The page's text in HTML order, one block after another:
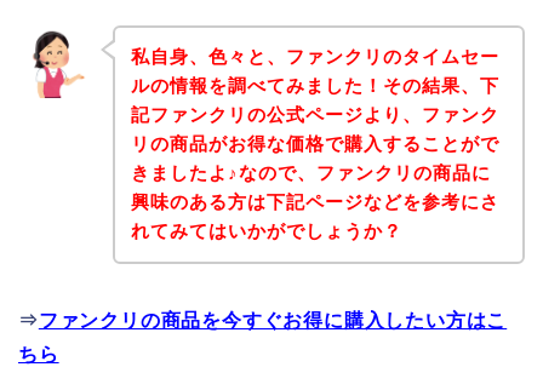
私自身、色々と、ファンクリのタイムセー
ルの情報を調べてみました！その結果、下
記ファンクリの公式ページより、ファンク
リの商品がお得な価格で購入することがで
きましたよ♪なので、ファンクリの商品に
興味のある方は下記ページなどを参考にさ
れてみてはいかがでしょうか？
⇒ファンクリの商品を今すぐお得に購入したい方はこ
ちら